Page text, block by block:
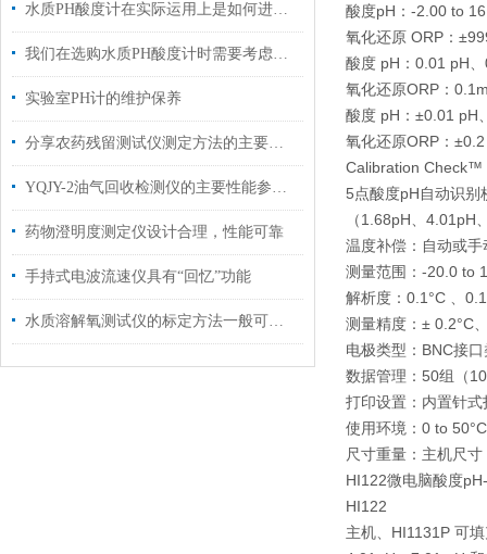
水质PH酸度计在实际运用上是如何进行安装维护的？
我们在选购水质PH酸度计时需要考虑以下几点
实验室PH计的维护保养
分享农药残留测试仪测定方法的主要优点
YQJY-2油气回收检测仪的主要性能参数，你了解多少
药物澄明度测定仪设计合理，性能可靠
手持式电波流速仪具有“回忆”功能
水质溶解氧测试仪的标定方法一般可采用以下这种
酸度pH：-2.00 to
氧化还原 ORP：
酸度 pH：0.01 pH
氧化还原ORP：
酸度 pH：±0.01 pH
氧化还原ORP：
Calibration Check™
5点酸度pH自动识别
（1.68pH、
温度补偿：自动或
测量范围：-20.0 to
解析度：0.1°C 、
测量精度：± 0.2°C
电极类型：BNC接
数据管理：50组（
打印设置：内置针
使用环境：0 to
尺寸重量：主机尺
HI122微电脑酸度
HI122
主机、HI1131P 可